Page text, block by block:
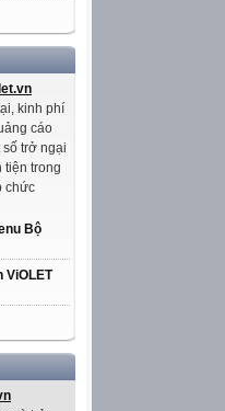
kinh phí
cáo
số trở ngại
tiện trong
chức
Bộ
ViOLET